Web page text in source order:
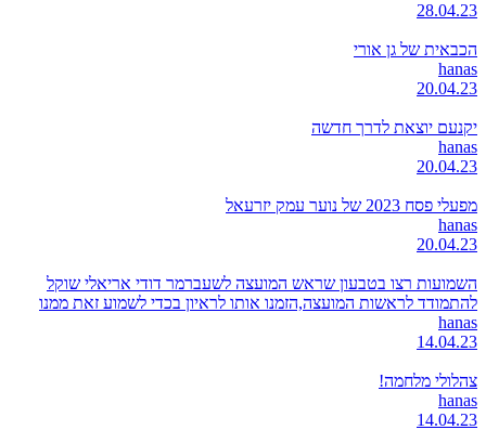
28.04.23
הכבאית של גן אורי
hanas
20.04.23
יקנעם יוצאת לדרך חדשה
hanas
20.04.23
מפעלי פסח 2023 של נוער עמק יזרעאל
hanas
20.04.23
השמועות רצו בטבעון שראש המועצה לשעברמר דודי אריאלי שוקל
להתמודד לראשות המועצה,הזמנו אותו לראיון בכדי לשמוע זאת ממנו
hanas
14.04.23
צהלולי מלחמה!
hanas
14.04.23